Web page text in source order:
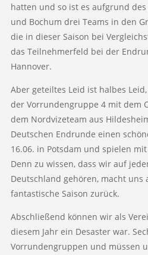
hatten und so ist es aufgrund
und Bochum drei Teams in den
die in dieser Saison bei
das Teilnehmerfeld bei der
Hannover.
Aber geteiltes Leid ist halbes
der Vorrundengruppe 4 mit dem
dem Nordvizeteam aus
Deutschen Endrunde einen
16.06. in Potsdam und spielen
Denn zu wissen, dass wir auf
Deutschland gehören, macht
fantastische Saison zurück.
Abschließend können wir als
diesem Jahr ein Desaster war.
Vorrundengruppen und müssen